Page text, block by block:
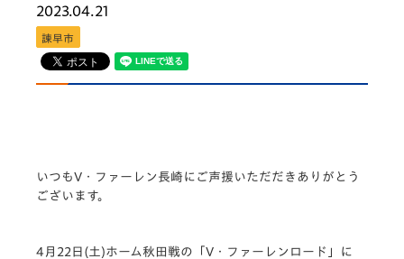
2023.04.21
諫早市
いつもV・ファーレン長崎にご声援いただだきありがとう
ございます。
4月22日(土)ホーム秋田戦の「V・ファーレンロード」に